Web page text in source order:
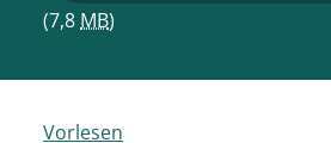
(7,8 MB)
Vorlesen